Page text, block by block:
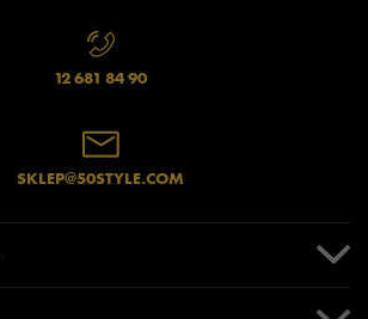
12 681 84 90
SKLEP@50STYLE.COM